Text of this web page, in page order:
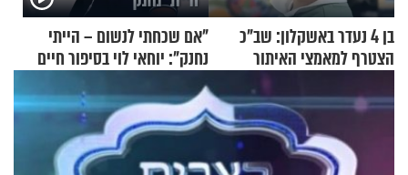
בן 4 נעדר באשקלון: שב"כ
הצטרף למאמצי האיתור
"אם שכחתי לנשום – הייתי
נחנק": יוחאי לוי בסיפור חיים
מעורר השראה